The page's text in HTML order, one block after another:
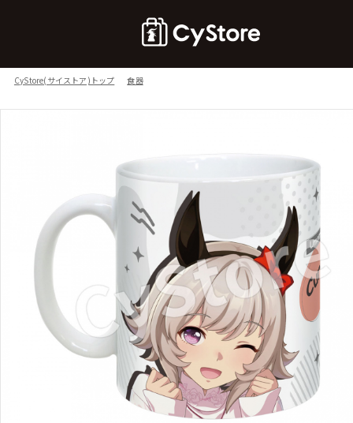
CyStore(サイストア)トップ 食器